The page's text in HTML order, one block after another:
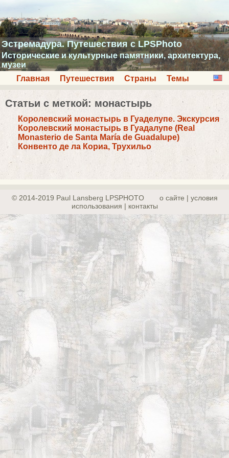
Эстремадура. Путешествия с LPSPhoto
Исторические и культурные памятники, архитектура,
музеи
Главная
Путешествия Страны Темы
Статьи с меткой: монастырь
Королевский монастырь в Гуаделупе. Экскурсия
Королевский монастырь в Гуадалупе (Real
Monasterio de Santa María de Guadalupe)
Конвенто де ла Кориа, Трухильо
© 2014-2019 Paul Lansberg LPSPHOTO
о сайте | yсловия
использования | контакты